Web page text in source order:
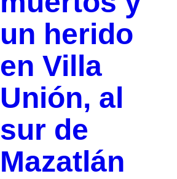
un herido
en Villa
Unión, al
sur de
Mazatlán